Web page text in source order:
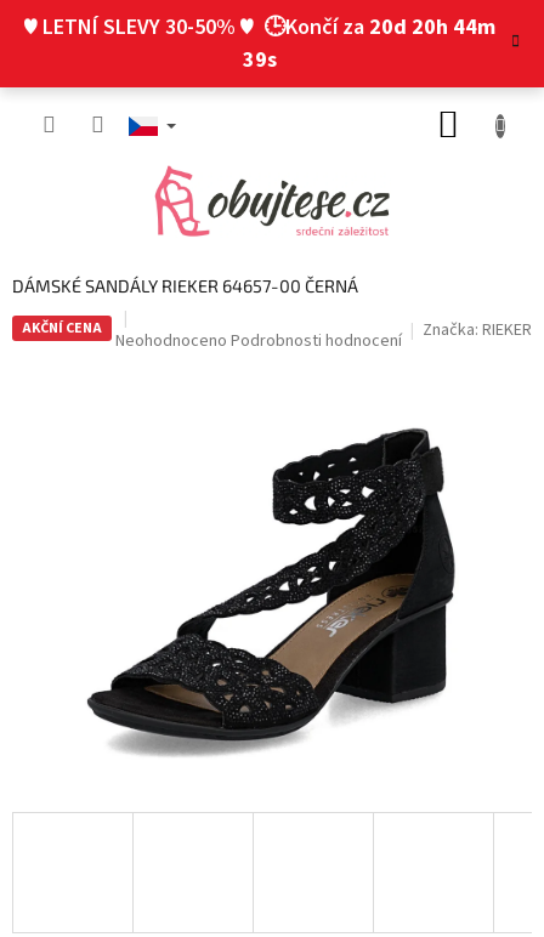
♥ LETNÍ SLEVY 30-50% ♥ 🕒Končí za 20d 20h 44m
39s
DÁMSKÉ SANDÁLY RIEKER 64657-00 ČERNÁ
AKČNÍ CENA
Průměrné
Neohodnoceno Podrobnosti hodnocení Značka: RIEKER